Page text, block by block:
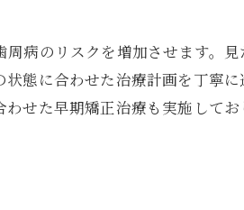
病のリスクを増加させます。
態に合わせた治療計画を丁寧
せた早期矯正治療も実施して